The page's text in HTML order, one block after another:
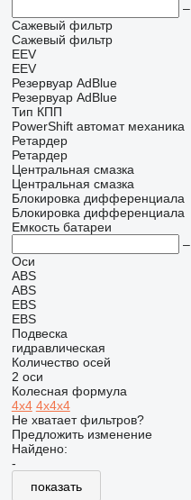
–
Сажевый фильтр
Сажевый фильтр
EEV
EEV
Резервуар AdBlue
Резервуар AdBlue
Тип КПП
PowerShift автомат механика
Ретардер
Ретардер
Центральная смазка
Центральная смазка
Блокировка дифференциала
Блокировка дифференциала
Емкость батареи
–
Оси
ABS
ABS
EBS
EBS
Подвеска
гидравлическая
Количество осей
2 оси
Колесная формула
4x4 4x4x4
Не хватает фильтров?
Предложить изменение
Найдено:
-
показать